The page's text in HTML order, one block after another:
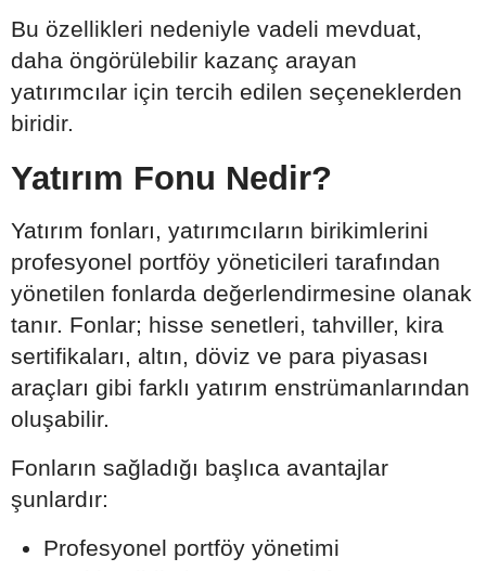
Bu özellikleri nedeniyle vadeli mevduat,
daha öngörülebilir kazanç arayan
yatırımcılar için tercih edilen seçeneklerden
biridir.
Yatırım Fonu Nedir?
Yatırım fonları, yatırımcıların birikimlerini
profesyonel portföy yöneticileri tarafından
yönetilen fonlarda değerlendirmesine olanak
tanır. Fonlar; hisse senetleri, tahviller, kira
sertifikaları, altın, döviz ve para piyasası
araçları gibi farklı yatırım enstrümanlarından
oluşabilir.
Fonların sağladığı başlıca avantajlar
şunlardır:
Profesyonel portföy yönetimi